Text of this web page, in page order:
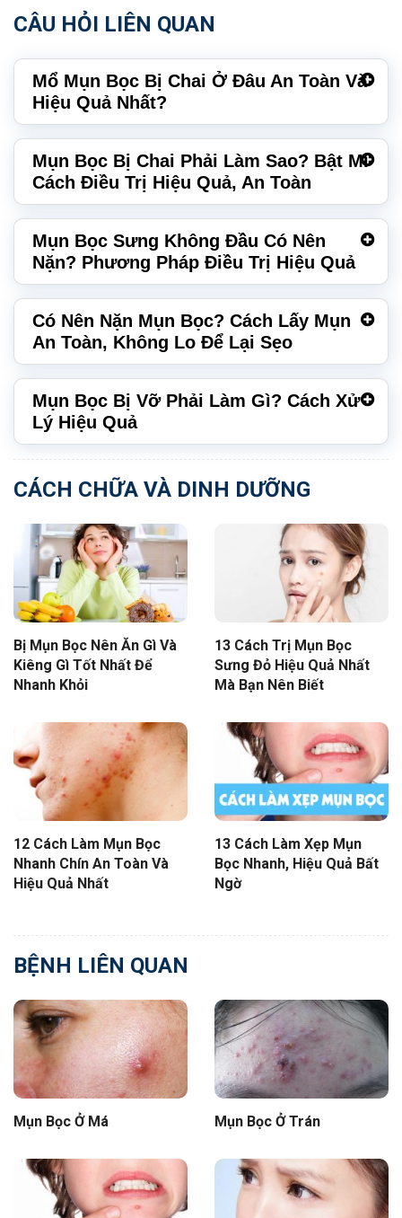
CÂU HỎI LIÊN QUAN
Mổ Mụn Bọc Bị Chai Ở Đâu An Toàn Và
Hiệu Quả Nhất?
Mụn Bọc Bị Chai Phải Làm Sao? Bật Mí
Cách Điều Trị Hiệu Quả, An Toàn
Mụn Bọc Sưng Không Đầu Có Nên
Nặn? Phương Pháp Điều Trị Hiệu Quả
Có Nên Nặn Mụn Bọc? Cách Lấy Mụn
An Toàn, Không Lo Để Lại Sẹo
Mụn Bọc Bị Vỡ Phải Làm Gì? Cách Xử
Lý Hiệu Quả
CÁCH CHỮA VÀ DINH DƯỠNG
Bị Mụn Bọc Nên Ăn Gì Và
Kiêng Gì Tốt Nhất Để
Nhanh Khỏi
13 Cách Trị Mụn Bọc
Sưng Đỏ Hiệu Quả Nhất
Mà Bạn Nên Biết
12 Cách Làm Mụn Bọc
Nhanh Chín An Toàn Và
Hiệu Quả Nhất
13 Cách Làm Xẹp Mụn
Bọc Nhanh, Hiệu Quả Bất
Ngờ
BỆNH LIÊN QUAN
Mụn Bọc Ở Má Mụn Bọc Ở Trán